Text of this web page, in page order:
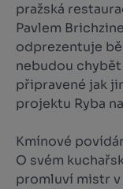
pražská
Pavlem
odprezentuje
nebudou
připravené jak
projektu Ryba
Kmínové
O svém
promluví mistr v